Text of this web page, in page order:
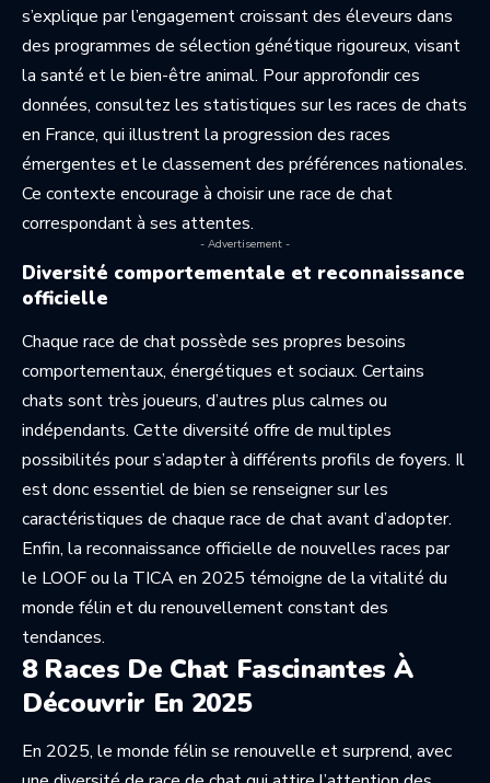
s’explique par l’engagement croissant des éleveurs dans
des programmes de sélection génétique rigoureux, visant
la santé et le bien-être animal. Pour approfondir ces
données, consultez les statistiques sur les races de chats
en France, qui illustrent la progression des races
émergentes et le classement des préférences nationales.
Ce contexte encourage à choisir une race de chat
correspondant à ses attentes.
- Advertisement -
Diversité comportementale et reconnaissance
officielle
Chaque race de chat possède ses propres besoins
comportementaux, énergétiques et sociaux. Certains
chats sont très joueurs, d’autres plus calmes ou
indépendants. Cette diversité offre de multiples
possibilités pour s’adapter à différents profils de foyers. Il
est donc essentiel de bien se renseigner sur les
caractéristiques de chaque race de chat avant d’adopter.
Enfin, la reconnaissance officielle de nouvelles races par
le LOOF ou la TICA en 2025 témoigne de la vitalité du
monde félin et du renouvellement constant des
tendances.
8 Races De Chat Fascinantes À
Découvrir En 2025
En 2025, le monde félin se renouvelle et surprend, avec